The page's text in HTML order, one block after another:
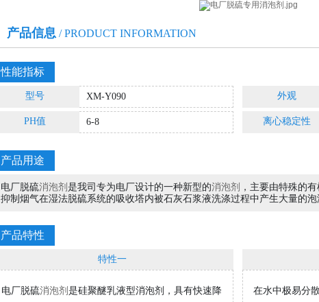
高难度水处理案例 / HARD WATER TREATMENT CASE
产品信息 / PRODUCT INFORMATION
性能指标
型号 XM-Y090 外观
PH值 6-8 离心稳定性
产品用途
电厂脱硫消泡剂 是我司专为电厂设计的一种新型的消泡剂 ，主要由特殊的
抑制烟气在湿法脱硫系统的吸收塔内被石灰石浆液洗涤过程中产生大量的
产品特性
特性一
电厂脱硫消泡剂 是硅聚醚乳液型消泡剂， 具有快速降
在水中极易分